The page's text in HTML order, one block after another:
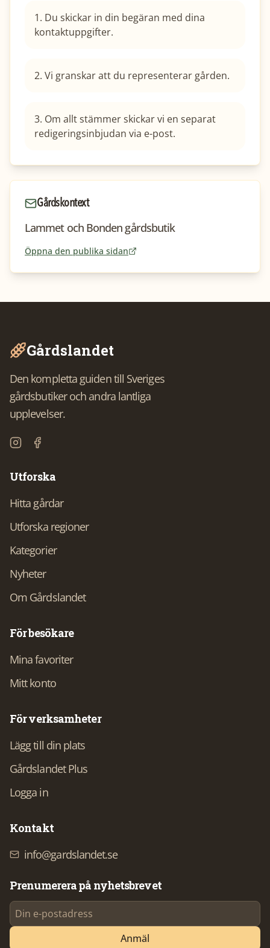
1. Du skickar in din begäran med dina
kontaktuppgifter.
2. Vi granskar att du representerar gården.
3. Om allt stämmer skickar vi en separat
redigeringsinbjudan via e-post.
Gårdskontext
Lammet och Bonden gårdsbutik
Öppna den publika sidan
Gårdslandet
Den kompletta guiden till Sveriges
gårdsbutiker och andra lantliga
upplevelser.
Utforska
Hitta gårdar
Utforska regioner
Kategorier
Nyheter
Om Gårdslandet
För besökare
Mina favoriter
Mitt konto
För verksamheter
Lägg till din plats
Gårdslandet Plus
Logga in
Kontakt
info@gardslandet.se
Prenumerera på nyhetsbrevet
Anmäl